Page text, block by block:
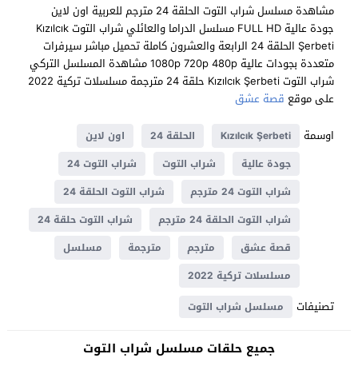
مشاهدة مسلسل شراب التوت الحلقة 24 مترجم للعربية اون لاين
جودة عالية FULL HD مسلسل الدراما والعائلي شراب التوت Kızılcık
Şerbeti الحلقة 24 الرابعة والعشرون كاملة تحميل مباشر سيرفرات
متعددة بجودات عالية 1080p 720p 480p مشاهدة المسلسل التركي
شراب التوت Kızılcık Şerbeti حلقة 24 مترجمة مسلسلات تركية 2022
على موقع قصة عشق
اوسمة
Kızılcık Şerbeti الحلقة 24
اون لاين
جودة عالية
شراب التوت
شراب التوت 24
شراب التوت 24 مترجم
شراب التوت الحلقة 24
شراب التوت الحلقة 24 مترجم
شراب التوت حلقة 24
قصة عشق
مترجم مترجمة
مسلسل
مسلسلات تركية 2022
تصنيفات مسلسل شراب التوت
جميع حلقات مسلسل شراب التوت